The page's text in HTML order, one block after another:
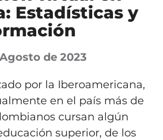
Estadísticas y
de 2023
por la Iberoamericana,
en el país más de
cursan algún
superior, de los